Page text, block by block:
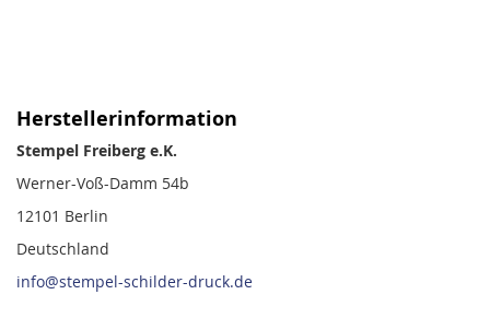
Herstellerinformation
Stempel Freiberg e.K.
Werner-Voß-Damm 54b
12101 Berlin
Deutschland
info@stempel-schilder-druck.de